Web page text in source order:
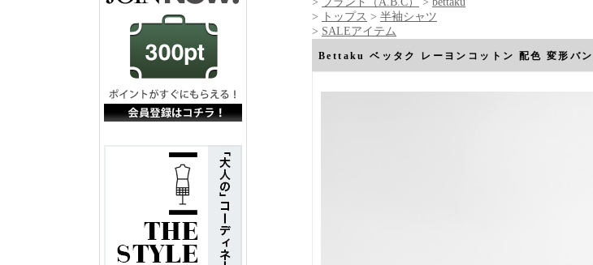
>
トップス > 半袖シャツ
> SALEアイテム
Bettaku ベッタク レーヨンコットン 配色 変形バ